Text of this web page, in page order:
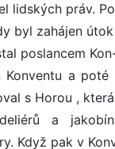
lidských práv.
byl zahájen
poslancem
Konventu a poté
s Horou ,
a
Když pak v